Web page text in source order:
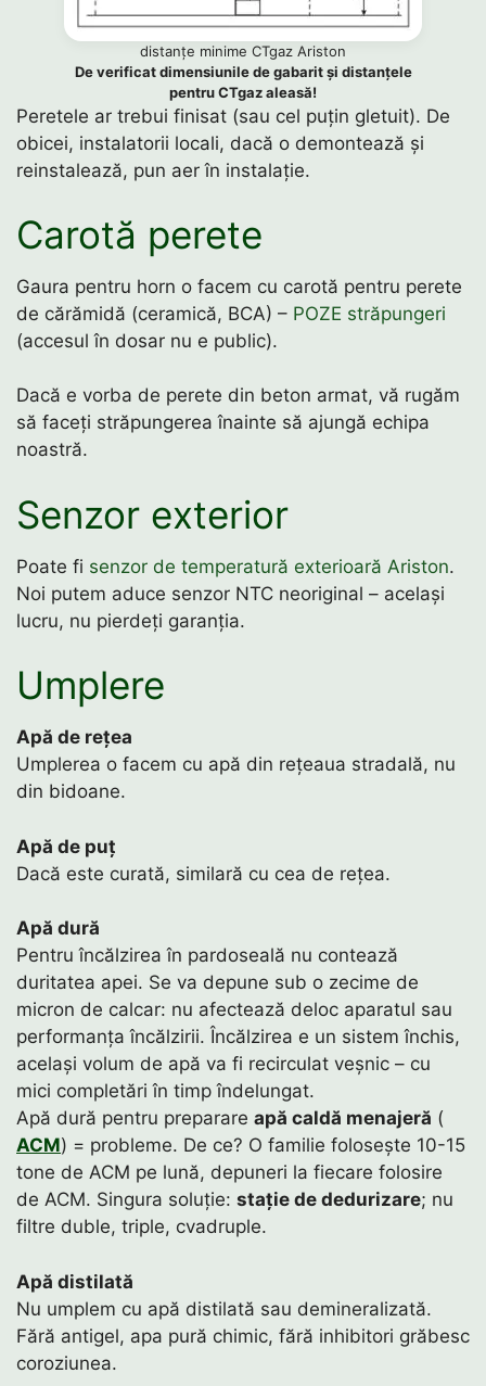
distanțe minime CTgaz Ariston
De verificat dimensiunile de gabarit și distanțele
pentru CTgaz aleasă!
Peretele ar trebui finisat (sau cel puțin gletuit). De
obicei, instalatorii locali, dacă o demontează și
reinstalează, pun aer în instalație.
Carotă perete
Gaura pentru horn o facem cu carotă pentru perete
de cărămidă (ceramică, BCA) – POZE străpungeri
(accesul în dosar nu e public).
Dacă e vorba de perete din beton armat, vă rugăm
să faceți străpungerea înainte să ajungă echipa
noastră.
Senzor exterior
Poate fi senzor de temperatură exterioară Ariston.
Noi putem aduce senzor NTC neoriginal – același
lucru, nu pierdeți garanția.
Umplere
Apă de rețea
Umplerea o facem cu apă din rețeaua stradală, nu
din bidoane.
Apă de puț
Dacă este curată, similară cu cea de rețea.
Apă dură
Pentru încălzirea în pardoseală nu contează
duritatea apei. Se va depune sub o zecime de
micron de calcar: nu afectează deloc aparatul sau
performanța încălzirii. Încălzirea e un sistem închis,
același volum de apă va fi recirculat veșnic – cu
mici completări în timp îndelungat.
Apă dură pentru preparare apă caldă menajeră (
ACM) = probleme. De ce? O familie folosește 10-15
tone de ACM pe lună, depuneri la fiecare folosire
de ACM. Singura soluție: stație de dedurizare; nu
filtre duble, triple, cvadruple.
Apă distilată
Nu umplem cu apă distilată sau demineralizată.
Fără antigel, apa pură chimic, fără inhibitori grăbesc
coroziunea.